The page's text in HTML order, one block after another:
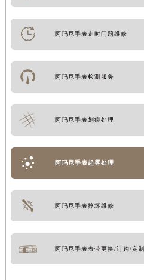
阿玛尼手表走时问题维修
阿玛尼手表检测服务
阿玛尼手表划痕处理
阿玛尼手表起雾处理
阿玛尼手表摔坏维修
阿玛尼手表表带更换/订购/定制